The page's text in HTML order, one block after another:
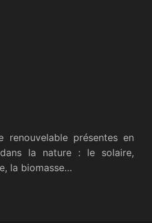
renouvelable présentes en
la nature : le solaire,
la biomasse…